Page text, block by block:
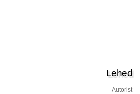
Lehed
Autorist